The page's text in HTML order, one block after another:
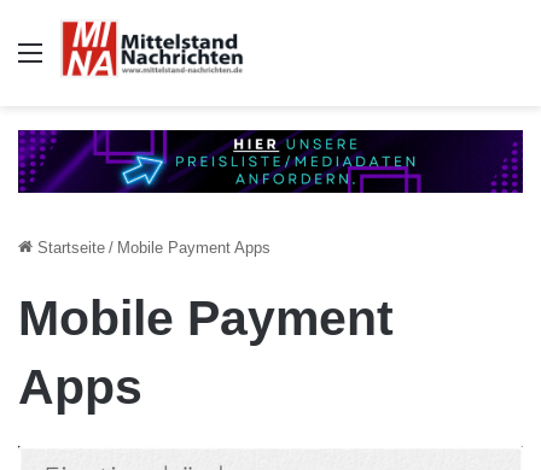
Auswahl
Startseite / Mobile Payment Apps
Mobile Payment
Apps